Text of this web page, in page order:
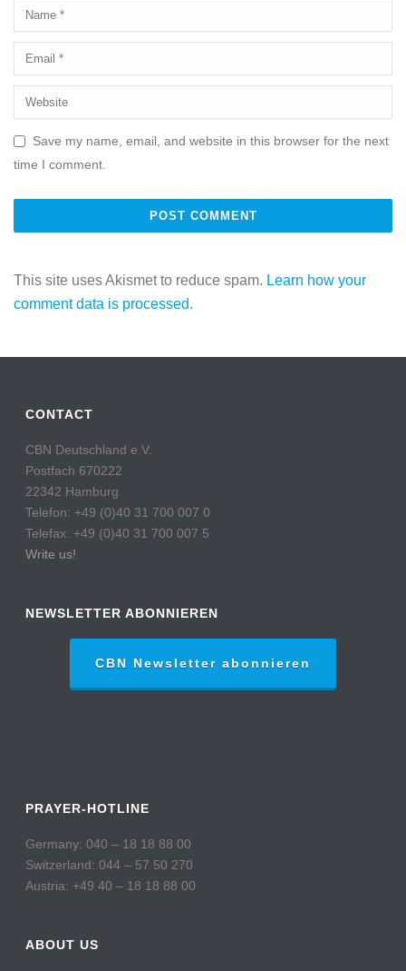
Save my name, email, and website in this browser for the next
time I comment.
This site uses Akismet to reduce spam. Learn how your
comment data is processed.
CONTACT
CBN Deutschland e.V.
Postfach 670222
22342 Hamburg
Telefon: +49 (0)40 31 700 007 0
Telefax: +49 (0)40 31 700 007 5
Write us!
NEWSLETTER ABONNIEREN
CBN Newsletter abonnieren
PRAYER-HOTLINE
Germany: 040 – 18 18 88 00
Switzerland: 044 – 57 50 270
Austria: +49 40 – 18 18 88 00
ABOUT US